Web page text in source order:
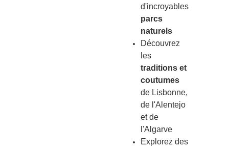
d'incroyables
parcs
naturels
Découvrez
les
traditions et
coutumes
de Lisbonne,
de l'Alentejo
et de
l'Algarve
Explorez des